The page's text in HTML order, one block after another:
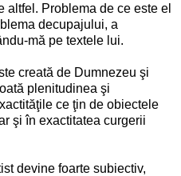
altfel. Problema de ce este el
decupajului, a
mă pe textele lui.
creată de Dumnezeu şi
plenitudinea şi
ce ţin de obiectele
şi în exactitatea curgerii
devine foarte subiectiv,